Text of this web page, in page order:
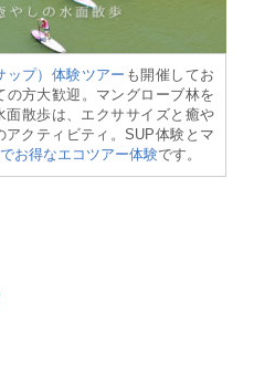
ップ）体験ツアー も開催してお
の方大歓迎。マングローブ林を
散歩は、エクササイズと癒や
クティビティ。SUP体験とマ
お得なエコツアー体験です。